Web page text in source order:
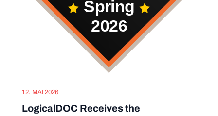
12. MAI 2026
LogicalDOC Receives the